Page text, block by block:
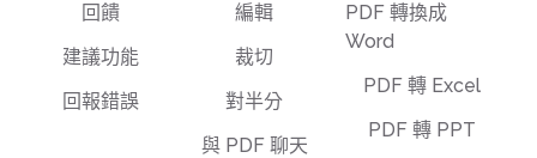
回饋
建議功能
回報錯誤
編輯
裁切
對半分
與 PDF 聊天
PDF 轉換成
Word
PDF 轉 Excel
PDF 轉 PPT